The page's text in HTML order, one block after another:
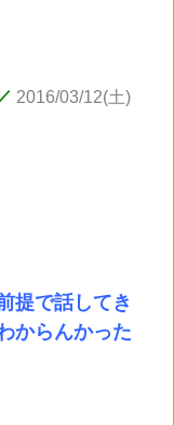
2016/03/12(土)
提で話してき
からんかった